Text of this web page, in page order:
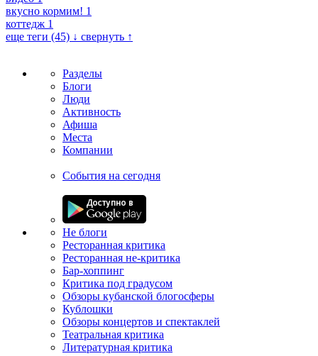
вкусно кормим! 1
коттедж 1
еще теги (45) ↓ свернуть ↑
Разделы
Блоги
Люди
Активность
Афиша
Места
Компании
События на сегодня
Не блоги
Ресторанная критика
Ресторанная не-критика
Бар-хоппинг
Критика под градусом
Обзоры кубанской блогосферы
Кублошки
Обзоры концертов и спектаклей
Театральная критика
Литературная критика